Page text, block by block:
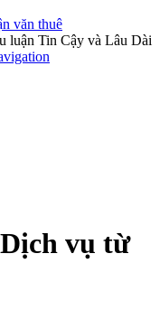
văn thuê
luận Tin Cậy và Lâu Dài
vụ từ